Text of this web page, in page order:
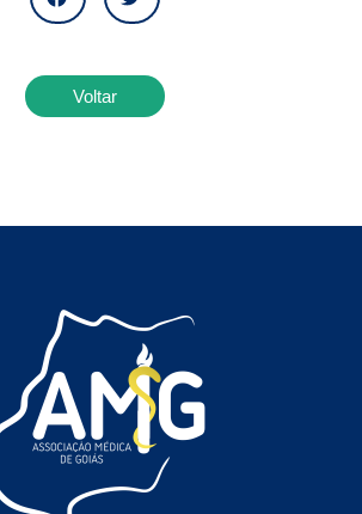
Voltar